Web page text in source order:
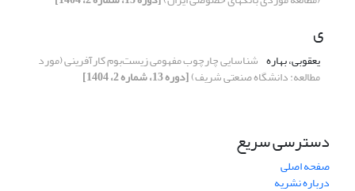
ی
یعقوبی، بهاره شناسایی چارچوب مفهومی زیست‌بوم کارآفرینی (مورد
مطالعه: دانشگاه صنعتی شریف)[دوره 13، شماره 2، 1404]
دسترسی سریع
صفحه اصلی
درباره نشریه